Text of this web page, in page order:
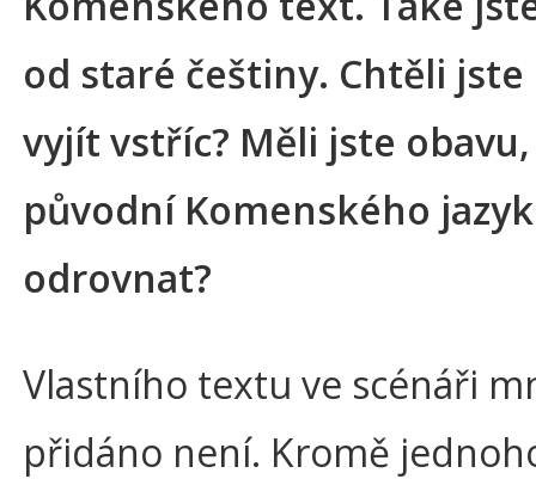
od staré češtiny. Chtěli
vyjít vstříc? Měli jste
původní Komenského
odrovnat?
Vlastního textu ve scénáři
přidáno není. Kromě